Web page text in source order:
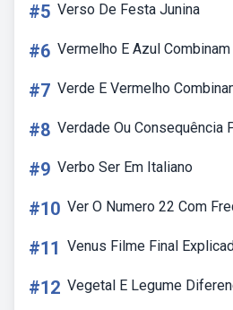
#5 Verso De Festa Junina
#6 Vermelho E Azul Combinam
#7 Verde E Vermelho
#8 Verdade Ou Consequência
#9 Verbo Ser Em Italiano
#10 Ver O Numero 22 Com
#11 Venus Filme Final
#12 Vegetal E Legume